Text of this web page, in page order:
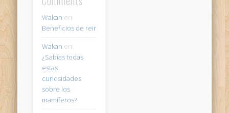
Wakan en
Beneficios de reir
Wakan en
¿Sabías todas
estas
curiosidades
sobre los
mamíferos?